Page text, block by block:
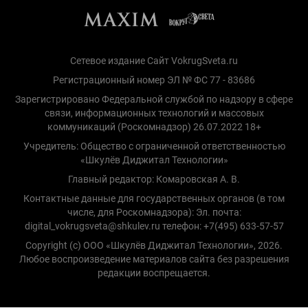
Сетевое издание Сайт VokrugSveta.ru
Регистрационный номер ЭЛ № ФС 77 - 83686
Зарегистрировано Федеральной службой по надзору в сфере
связи, информационных технологий и массовых
коммуникаций (Роскомнадзор) 26.07.2022 18+
Учредитель: Общество с ограниченной ответственностью
«Шкулёв Диджитал Технологии»
Главный редактор: Комаровская А. В.
Контактные данные для государственных органов (в том
числе, для Роскомнадзора): Эл. почта:
digital_vokrugsveta@shkulev.ru телефон: +7(495) 633-57-57
Copyright (с) ООО «Шкулёв Диджитал Технологии», 2026.
Любое воспроизведение материалов сайта без разрешения
редакции воспрещается.